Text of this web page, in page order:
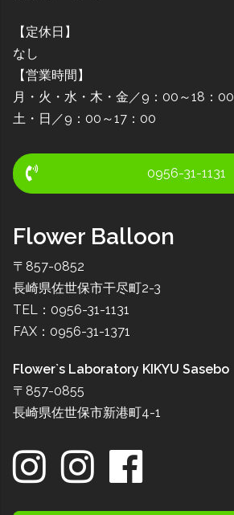
【定休日】
なし
【営業時間】
月・火・水・木・金／9：00～18：00
土・日／9：00～17：00
0956-31-1131
Flower Balloon
〒857-0852
長崎県佐世保市干尽町2-3
TEL：0956-31-1131
FAX：0956-31-1371
Flower`s Laboratory KIKYU Sasebo
〒857-0855
長崎県佐世保市新港町4-1